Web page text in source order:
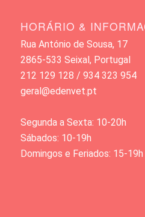
HORÁRIO &
Rua António de Sousa, 17
2865-533 Seixal, Portugal
212 129 128 / 934 323 954
geral@edenvet.pt
Segunda a Sexta: 10-20h
Sábados: 10-19h
Domingos e Feriados: 15-19h